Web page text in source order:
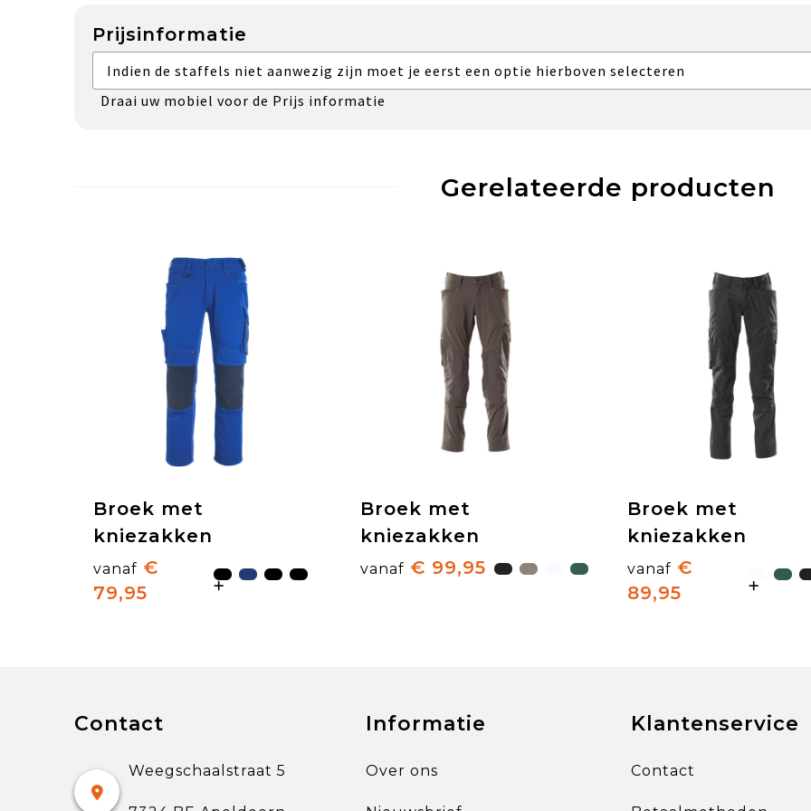
Prijsinformatie
Indien de staffels niet aanwezig zijn moet je eerst een optie hierboven selecteren
Draai uw mobiel voor de Prijs informatie
Gerelateerde producten
Broek met
kniezakken
vanaf €
79,95
Broek met
kniezakken
vanaf € 99,95
Broek met
kniezakken
vanaf €
89,95
Contact
Weegschaalstraat 5
Informatie
Over ons
Klantenservice
Contact